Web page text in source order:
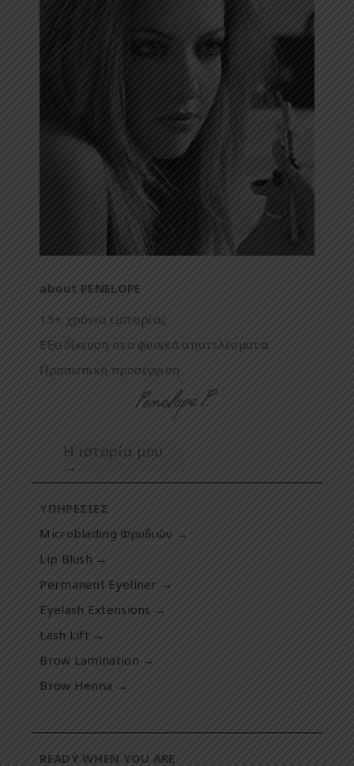
about PENELOPE
15+ χρόνια εμπειρίας
Εξειδίκευση στα φυσικά αποτελέσματα
Προσωπική προσέγγιση
Η ιστορία μου
→
ΥΠΗΡΕΣΙΕΣ
Microblading Φρυδιών →
Lip Blush →
Permanent Eyeliner →
Eyelash Extensions →
Lash Lift →
Brow Lamination →
Brow Henna →
READY WHEN YOU ARE